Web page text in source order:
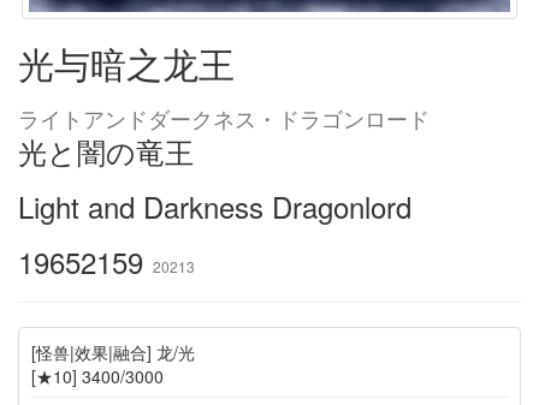
光与暗之龙王
ライトアンドダークネス・ドラゴンロード
光と闇の竜王
Light and Darkness Dragonlord
19652159 20213
[怪兽|效果|融合] 龙/光
[★10] 3400/3000